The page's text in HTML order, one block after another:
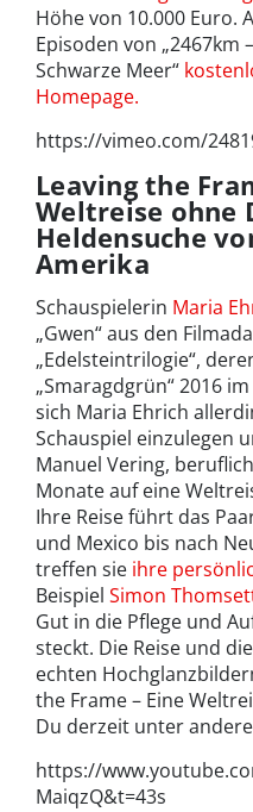
Höhe von 10.000 Euro.
Episoden von „2467km
Schwarze Meer“
Homepage.
https://vimeo.com/
Leaving the
Weltreise ohne
Heldensuche
Amerika
Schauspielerin Maria
„Gwen“ aus den
„Edelsteintrilogie“,
„Smaragdgrün“ 2016
sich Maria Ehrich
Schauspiel einzulegen
Manuel Vering,
Monate auf eine
Ihre Reise führt das
und Mexico bis nach
treffen sie ihre
Beispiel Simon
Gut in die Pflege und
steckt. Die Reise und
echten
the Frame – Eine
Du derzeit unter
https://
MaiqzQ&t=43s